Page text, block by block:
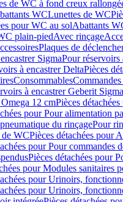
de WC à fond creux
WCLunettes de WC
pour WC au solAbattants
plain-piedAvec rinçage
Plaques de
SigmaPour réservoirs
à encastrer DeltaPièces
Consommables
à encastrer Geberit
12 cmPièces
pour Pour alimentation
du rinçagePour
de WCPièces détachées pour
pour Pour commandes
Pièces détachées pour
pour Modules sanitaires
pour Urinoirs,
pour Urinoirs,